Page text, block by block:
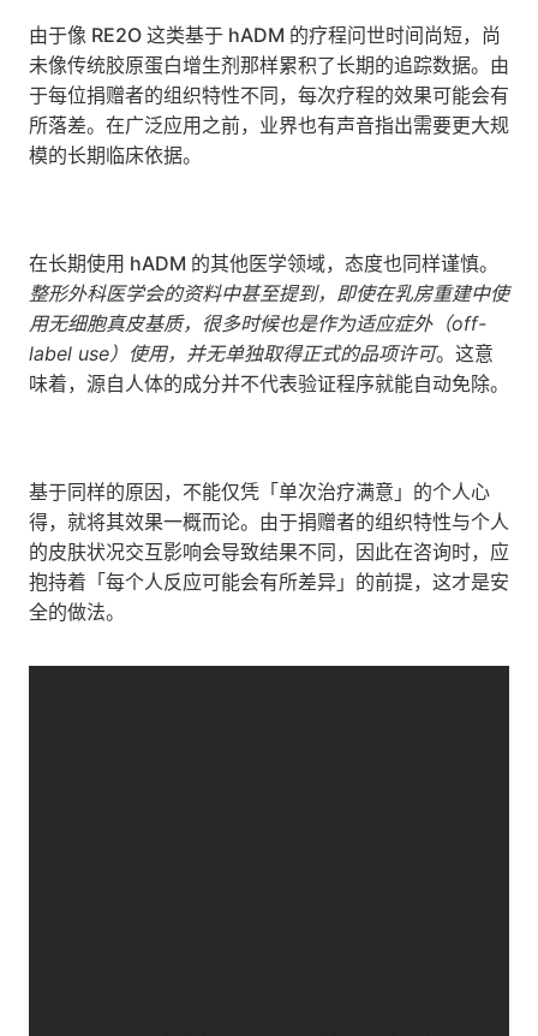
由于像 RE2O 这类基于 hADM 的疗程问世时间尚短，尚
未像传统胶原蛋白增生剂那样累积了长期的追踪数据。由
于每位捐赠者的组织特性不同，每次疗程的效果可能会有
所落差。在广泛应用之前，业界也有声音指出需要更大规
模的长期临床依据。
在长期使用 hADM 的其他医学领域，态度也同样谨慎。
整形外科医学会的资料中甚至提到，即使在乳房重建中使
用无细胞真皮基质，很多时候也是作为适应症外（off-
label use）使用，并无单独取得正式的品项许可。这意
味着，源自人体的成分并不代表验证程序就能自动免除。
基于同样的原因，不能仅凭「单次治疗满意」的个人心
得，就将其效果一概而论。由于捐赠者的组织特性与个人
的皮肤状况交互影响会导致结果不同，因此在咨询时，应
抱持着「每个人反应可能会有所差异」的前提，这才是安
全的做法。